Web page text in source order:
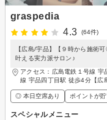
graspedia
4.3
(64件)
【広島/宇品】【９時から施術
叶える実力派サロン♪
アクセス：広島電鉄１号線
線 宇品四丁目駅 徒歩4分【広
◎ 本日空席あり ポイントが
スペシャルメニュー